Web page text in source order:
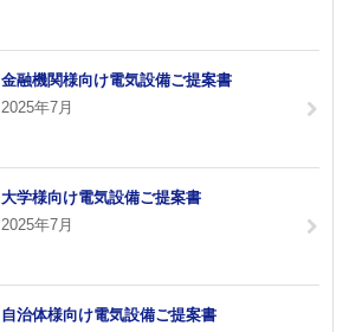
金融機関様向け電気設備ご提案書
2025年7月
大学様向け電気設備ご提案書
2025年7月
自治体様向け電気設備ご提案書